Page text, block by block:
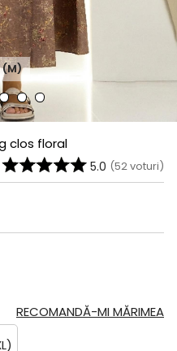
(M)
clos floral
5.0 (52voturi)
RECOMANDĂ-MI MĂRIMEA